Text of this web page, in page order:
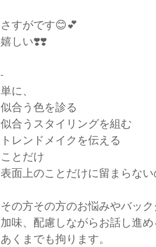
さすがです😊💕
嬉しい❣️❣️
-
単に、
似合う色を診る
似合うスタイリングを組む
トレンドメイクを伝える
ことだけ
表面上のことだけに留まらない
その方その方のお悩みやバッ
加味、配慮しながらお話し進
あくまでも拘ります。